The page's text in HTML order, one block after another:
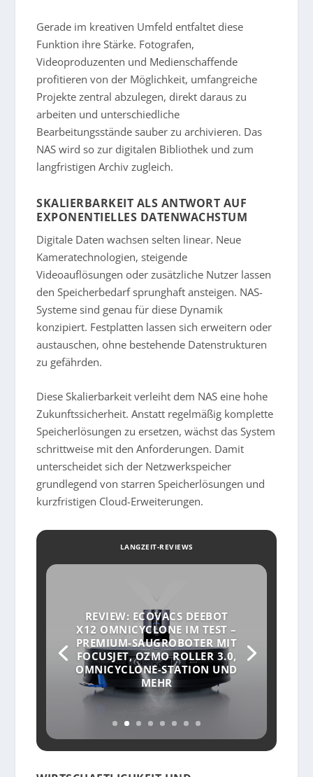
Gerade im kreativen Umfeld entfaltet diese
Funktion ihre Stärke. Fotografen,
Videoproduzenten und Medienschaffende
profitieren von der Möglichkeit, umfangreiche
Projekte zentral abzulegen, direkt daraus zu
arbeiten und unterschiedliche
Bearbeitungsstände sauber zu archivieren. Das
NAS wird so zur digitalen Bibliothek und zum
langfristigen Archiv zugleich.
SKALIERBARKEIT ALS ANTWORT AUF
EXPONENTIELLES DATENWACHSTUM
Digitale Daten wachsen selten linear. Neue
Kameratechnologien, steigende
Videoauflösungen oder zusätzliche Nutzer lassen
den Speicherbedarf sprunghaft ansteigen. NAS-
Systeme sind genau für diese Dynamik
konzipiert. Festplatten lassen sich erweitern oder
austauschen, ohne bestehende Datenstrukturen
zu gefährden.
Diese Skalierbarkeit verleiht dem NAS eine hohe
Zukunftssicherheit. Anstatt regelmäßig komplette
Speicherlösungen zu ersetzen, wächst das System
schrittweise mit den Anforderungen. Damit
unterscheidet sich der Netzwerkspeicher
grundlegend von starren Speicherlösungen und
kurzfristigen Cloud-Erweiterungen.
LANGZEIT-REVIEWS
REVIEW: ECOVACS DEEBOT
X12 OMNICYCLONE IM TEST –
PREMIUM-SAUGROBOTER MIT
FOCUSJET, OZMO ROLLER 3.0,
OMNICYCLONE-STATION UND
MEHR